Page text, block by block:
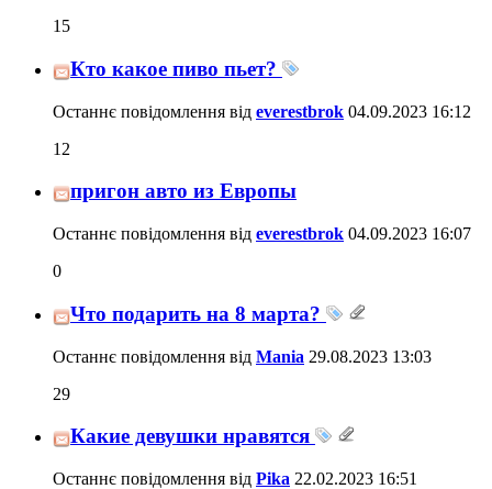
15
Кто какое пиво пьет?
Останнє повідомлення від everestbrok 04.09.2023 16:12
12
пригон авто из Европы
Останнє повідомлення від everestbrok 04.09.2023 16:07
0
Что подарить на 8 марта?
Останнє повідомлення від Mania 29.08.2023 13:03
29
Какие девушки нравятся
Останнє повідомлення від Pika 22.02.2023 16:51